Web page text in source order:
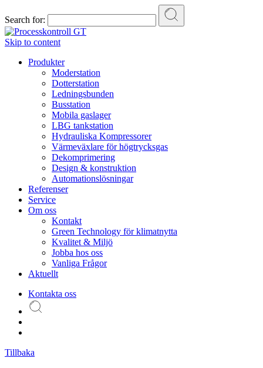
Search for:
Skip to content
Produkter
Moderstation
Dotterstation
Ledningsbunden
Busstation
Mobila gaslager
LBG tankstation
Hydrauliska Kompressorer
Värmeväxlare för högtrycksgas
Dekomprimering
Design & konstruktion
Automationslösningar
Referenser
Service
Om oss
Kontakt
Green Technology för klimatnytta
Kvalitet & Miljö
Jobba hos oss
Vanliga Frågor
Aktuellt
Kontakta oss
Tillbaka